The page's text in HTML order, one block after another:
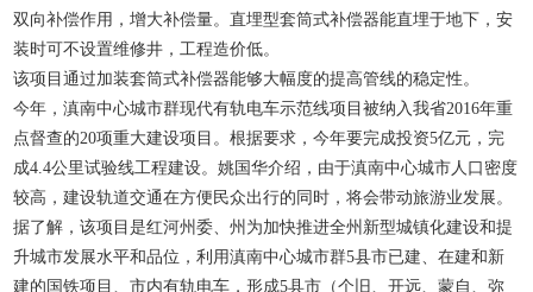
双向补偿作用，增大补偿量。直埋型套筒式补偿器能直埋于地下，安
装时可不设置维修井，工程造价低。
该项目通过加装套筒式补偿器能够大幅度的提高管线的稳定性。
今年，滇南中心城市群现代有轨电车示范线项目被纳入我省2016年重
点督查的20项重大建设项目。根据要求，今年要完成投资5亿元，完
成4.4公里试验线工程建设。姚国华介绍，由于滇南中心城市人口密度
较高，建设轨道交通在方便民众出行的同时，将会带动旅游业发展。
据了解，该项目是红河州委、州为加快推进全州新型城镇化建设和提
升城市发展水平和品位，利用滇南中心城市群5县市已建、在建和新
建的国铁项目、市内有轨电车，形成5县市（个旧、开远、蒙自、弥